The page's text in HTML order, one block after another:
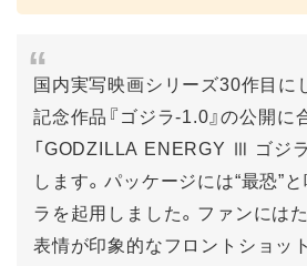
国内実写映画シリーズ30作目に
記念作品『ゴジラ-1.0』の公開に
「GODZILLA ENERGY Ⅲ ゴジ
します。パッケージには“最恐”
ラを起用しました。ファンには
表情が印象的なフロントショッ